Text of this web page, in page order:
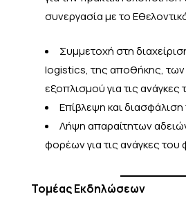
συνεργασία με το
Συμμετοχή στη
logistics, της αποθήκης,
εξοπλισμού για τις ανάγκες
Επίβλεψη και
Λήψη απαραίτητων
φορέων για τις ανάγκες του
Τομέας Εκδηλώσεων